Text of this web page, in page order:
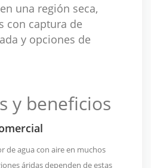
una región seca,
con captura de
y opciones de
y beneficios
de agua con aire en muchos
áridas dependen de estas